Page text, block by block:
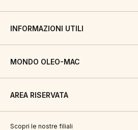
INFORMAZIONI UTILI
MONDO OLEO-MAC
AREA RISERVATA
Scopri le nostre filiali